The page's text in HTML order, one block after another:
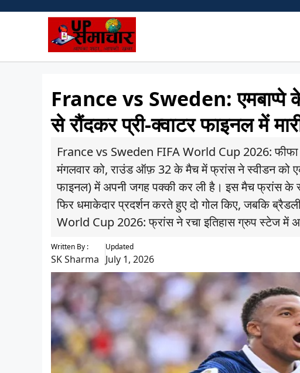
France vs Sweden: एमबाप्पे
से रौंदकर प्री-क्वाटर फाइनल में
France vs Sweden FIFA World Cup 2026: फीफा
मंगलवार को, राउंड ऑफ़ 32 के मैच में फ्रांस ने स्वीडन को
फाइनल) में अपनी जगह पक्की कर ली है। इस मैच फ्रांस के
फिर धमाकेदार प्रदर्शन करते हुए दो गोल किए, जबकि
World Cup 2026: फ्रांस ने रचा इतिहास ग्रुप स्टेज में
Written By :
SK Sharma
Updated
July 1, 2026